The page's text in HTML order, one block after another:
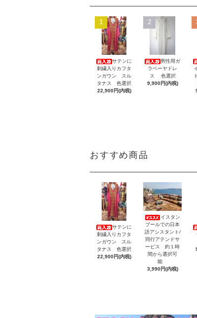
1
サテンに
刺繍入りカフタ
ンガウン スル
タナス 色選択
22,900円(内税)
2
男性用ガ
ラベーヤドレ
ス 色選択
9,900円(内税)
おすすめ商品
サテンに
刺繍入りカフタ
ンガウン スル
タナス 色選択
22,900円(内税)
イスタン
ブールでの日本
語アシスタント/
同行アテンドサ
ービス 約１時
間から選択可
能
3,990円(内税)